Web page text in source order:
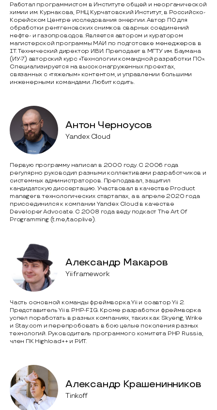
Работал программистом в Институте общей и неорганической
химии им. Курнакова, РНЦ Курчатовский Институт, в Российско-
Корейском Центре исследования энергии. Автор ПО для
обработки рентгеновских снимков сварных соединений
нефте- и газопроводов. Является автором и куратором
магистерской программы МАИ по подготовке менеджеров в
IT. Технический директор ИВИ. Преподает в МГТУ им. Баумана
(ИУ-7) авторский курс «Технологии командной разработки ПО».
Специализируется на высоконагруженных проектах,
связанных с «тяжелым» контентом, и управлении большими
инженерными командами. Любит кодить.
Антон Черноусов
Yandex Cloud
Первую программу написал в 2000 году. С 2006 года
регулярно руководил разными коллективами разработчиков и
системных администраторов. Преподавал, защитил
кандидатскую диссертацию. Участвовал в качестве Product
manager в технологических стартапах, а в апреле 2020 года
присоединился к компании Yandex Cloud в качестве
Developer Advocate. С 2008 года веду подкаст The Art Of
Programming (t.me/taoplive).
Александр Макаров
Yii framework
Часть основной команды фреймворка Yii и соавтор Yii 2.
Представитель Yii в PHP-FIG. Кроме разработки фреймворка
успел поработать в разных компаниях, таких как Skyeng, Wrike
и Stay.com и перепробовать в бою целые поколения разных
технологий. Руководитель программого комитета PHP Russia,
член ПК Highload++ и РИТ.
Александр Крашенинников
Tinkoff